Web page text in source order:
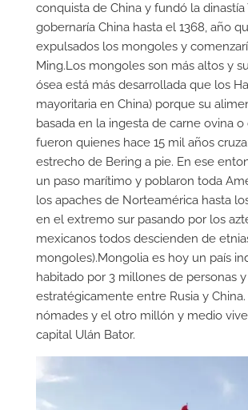
conquista de China y fundó la dinastía
gobernaría China hasta el 1368, año
expulsados los mongoles y
Ming.Los mongoles son más altos y
ósea está más desarrollada que los
mayoritaria en China) porque su
basada en la ingesta de carne ovina o
fueron quienes hace 15 mil años
estrecho de Bering a pie. En ese
un paso marítimo y poblaron toda
los apaches de Norteamérica hasta
en el extremo sur pasando por los
mexicanos todos descienden de
mongoles).Mongolia es hoy un país
habitado por 3 millones de personas
estratégicamente entre Rusia y
nómades y el otro millón y medio
capital Ulán Bator.